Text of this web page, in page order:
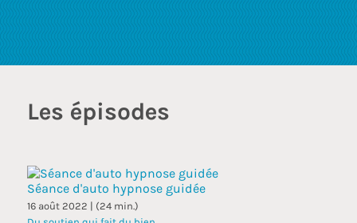
Les épisodes
Séance d'auto hypnose guidée
16 août 2022 | (24 min.)